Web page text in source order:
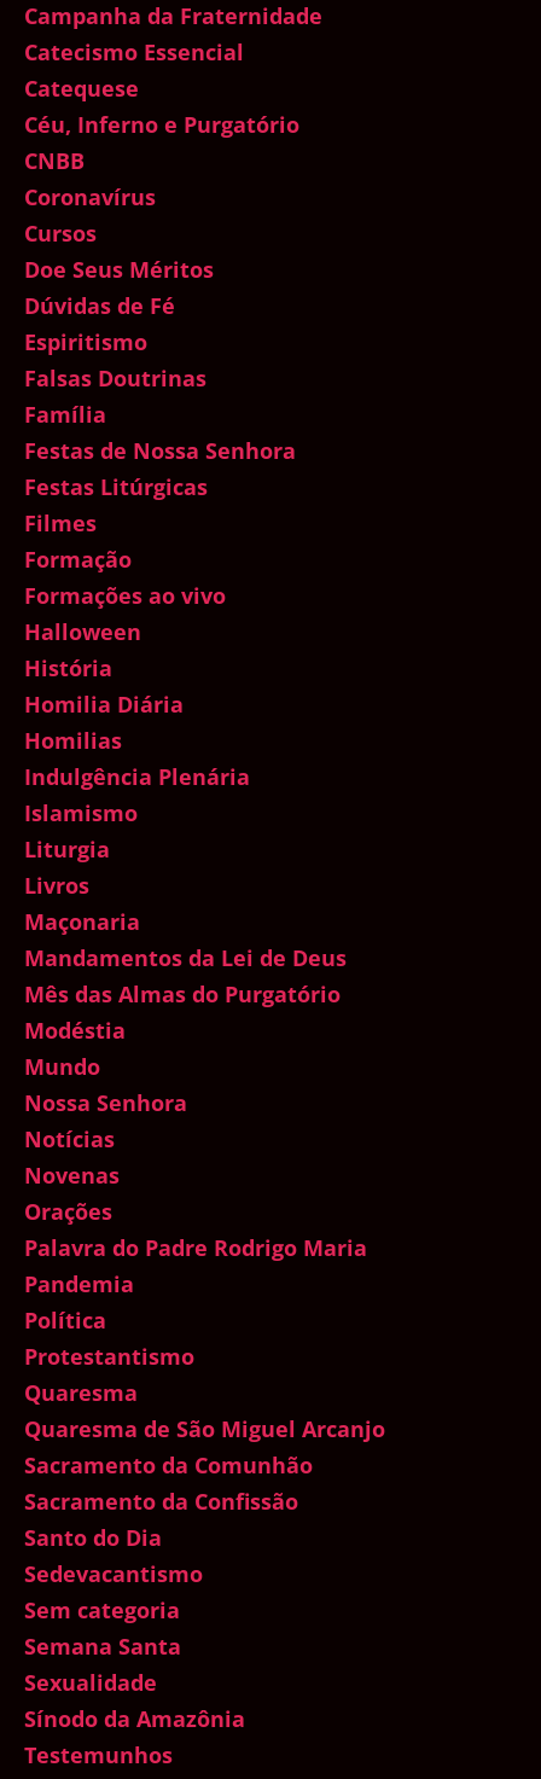
Campanha da Fraternidade
Catecismo Essencial
Catequese
Céu, Inferno e Purgatório
CNBB
Coronavírus
Cursos
Doe Seus Méritos
Dúvidas de Fé
Espiritismo
Falsas Doutrinas
Família
Festas de Nossa Senhora
Festas Litúrgicas
Filmes
Formação
Formações ao vivo
Halloween
História
Homilia Diária
Homilias
Indulgência Plenária
Islamismo
Liturgia
Livros
Maçonaria
Mandamentos da Lei de Deus
Mês das Almas do Purgatório
Modéstia
Mundo
Nossa Senhora
Notícias
Novenas
Orações
Palavra do Padre Rodrigo Maria
Pandemia
Política
Protestantismo
Quaresma
Quaresma de São Miguel Arcanjo
Sacramento da Comunhão
Sacramento da Confissão
Santo do Dia
Sedevacantismo
Sem categoria
Semana Santa
Sexualidade
Sínodo da Amazônia
Testemunhos